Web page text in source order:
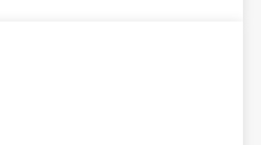
что редко бывает. Уборка
плита на
10 идти. Сам пляж
приветливых и